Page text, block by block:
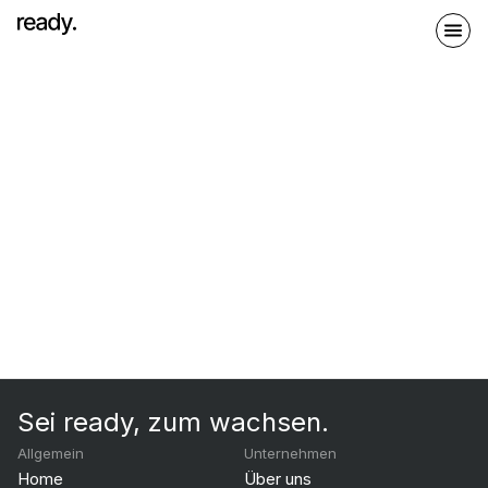
Sei ready, zum wachsen.
Allgemein
Home
Unternehmen
Über uns